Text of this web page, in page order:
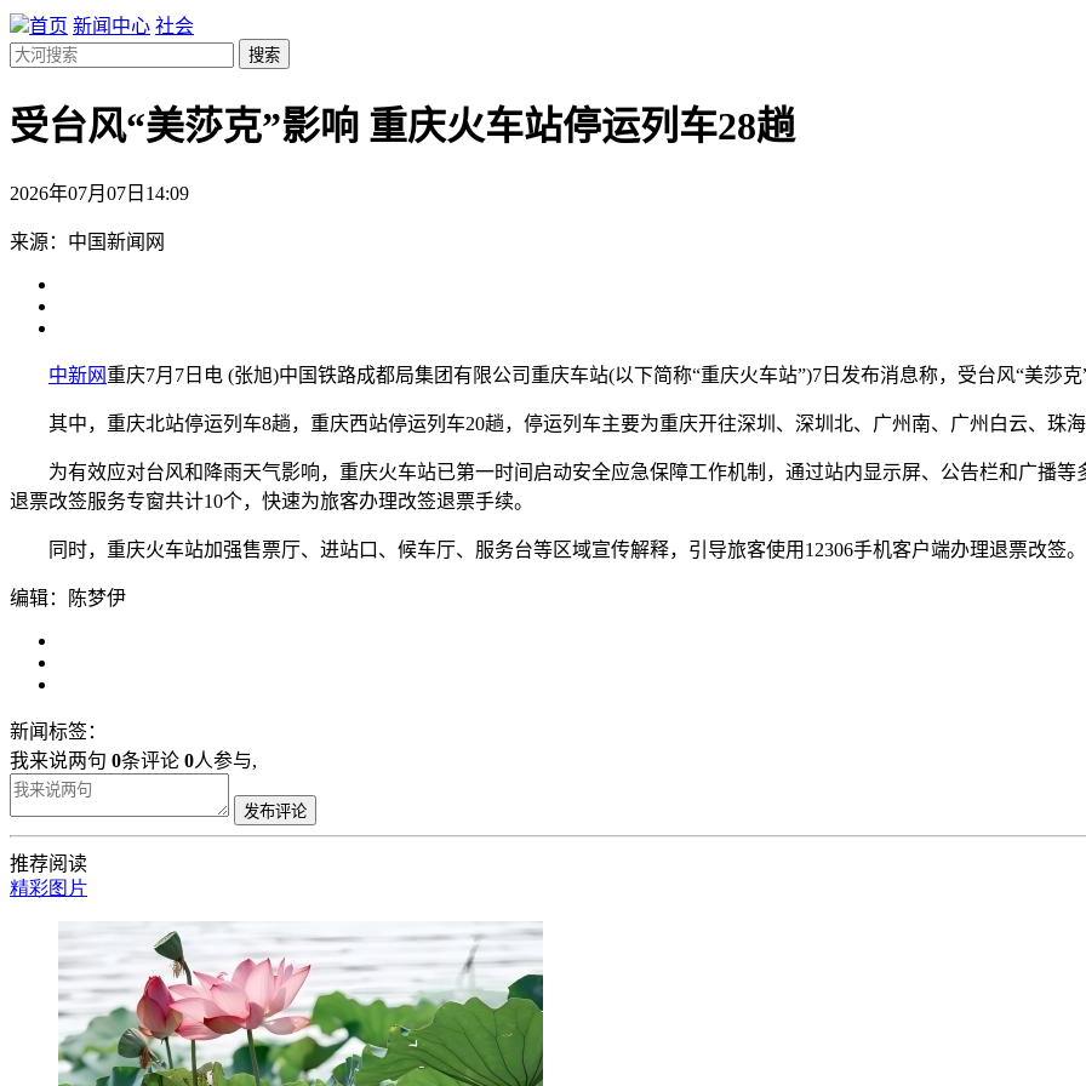
首页 新闻中心 社会
搜索
受台风“美莎克”影响 重庆火车站停运列车28趟
2026年07月07日14:09
来源：中国新闻网
中新网 重庆7月7日电 (张旭)中国铁路成都局集团有限公司重庆车站(以下简称“重庆火车站”)7日发布消息称，受台风“美莎
其中，重庆北站停运列车8趟，重庆西站停运列车20趟，停运列车主要为重庆开往深圳、深圳北、广州南、广州白云、珠
为有效应对台风和降雨天气影响，重庆火车站已第一时间启动安全应急保障工作机制，通过站内显示屏、公告栏和广播等
退票改签服务专窗共计10个，快速为旅客办理改签退票手续。
同时，重庆火车站加强售票厅、进站口、候车厅、服务台等区域宣传解释，引导旅客使用12306手机客户端办理退票改签
编辑：陈梦伊
新闻标签：
我来说两句 0条评论 0人参与,
发布评论
推荐阅读